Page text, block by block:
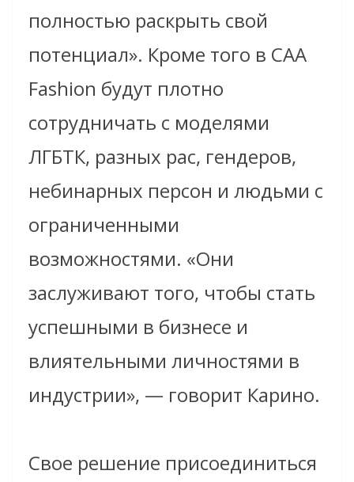
полностью раскрыть свой
потенциал». Кроме того в CAA
Fashion будут плотно
сотрудничать с моделями
ЛГБТК, разных рас, гендеров,
небинарных персон и людьми с
ограниченными
возможностями. «Они
заслуживают того, чтобы стать
успешными в бизнесе и
влиятельными личностями в
индустрии», — говорит Карино.
Свое решение присоединиться